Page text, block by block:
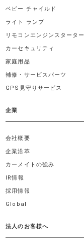
ベビー チャイルド
ライト ランプ
リモコンエンジンスターター
カーセキュリティ
家庭用品
補修・サービスパーツ
GPS見守りサービス
企業
会社概要
企業沿革
カーメイトの強み
IR情報
採用情報
Global
法人のお客様へ